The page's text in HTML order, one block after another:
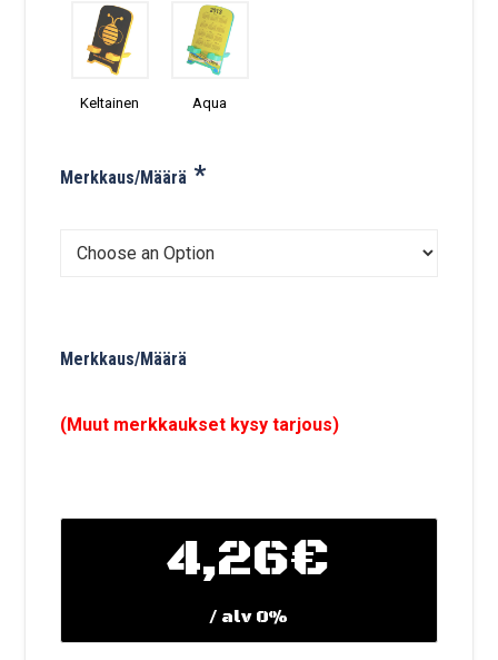
Keltainen Aqua
Merkkaus/Määrä*
Merkkaus/Määrä
(Muut merkkaukset kysy tarjous)
4,26€
/ alv 0%